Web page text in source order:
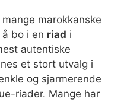
mange marokkanske
bo i en riad i
autentiske
et stort utvalg i
og sjarmerende
riader. Mange har